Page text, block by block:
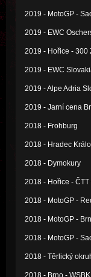
2019 - MotoGP -
2019 - EWC
2019 - Hořice - 300
2019 - EWC
2019 - Alpe Adria
2019 - Jarní cena
2018 - Frohburg
2018 - Hradec
2018 - Dymokury
2018 - Hořice - ČTT
2018 - MotoGP -
2018 - MotoGP -
2018 - MotoGP -
2018 - Těrlický
2018 - Brno - WSBK